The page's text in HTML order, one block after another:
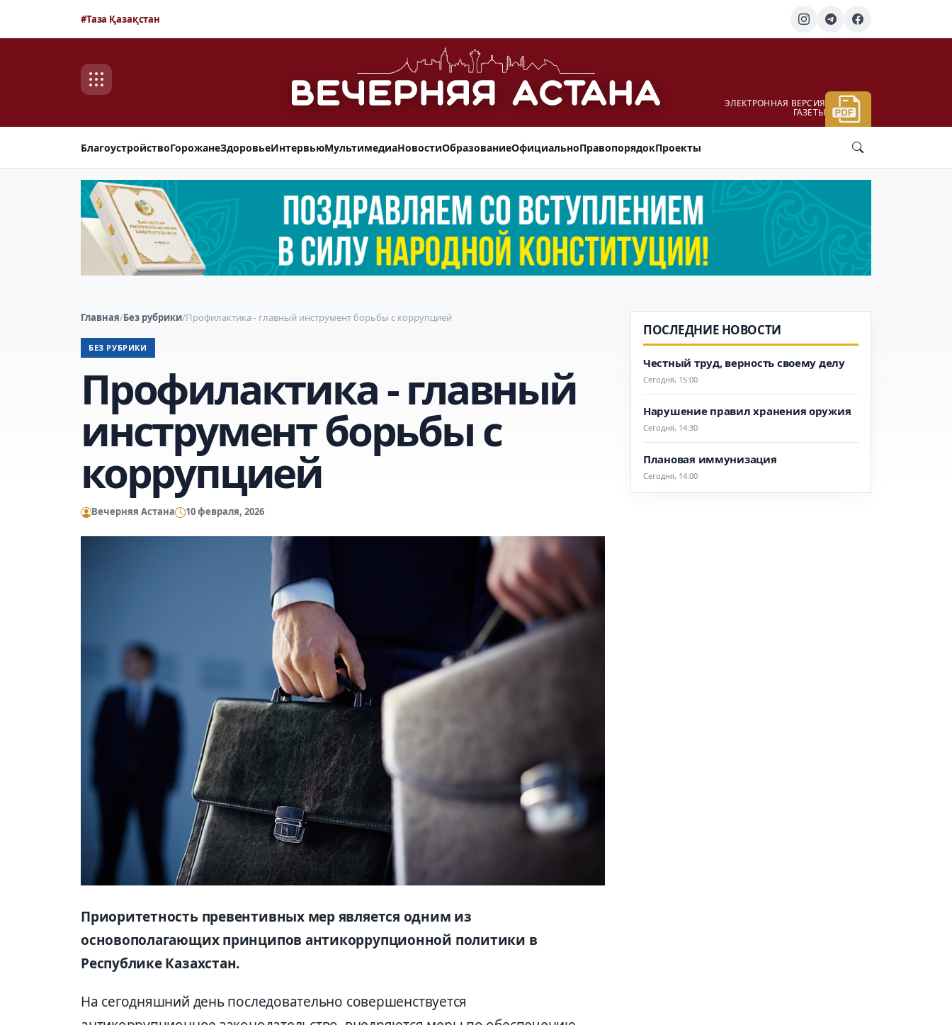
#Таза Қазақстан
ЭЛЕКТРОННАЯ ВЕРСИЯ
ГАЗЕТЫ
БлагоустройствоГорожанеЗдоровьеИнтервьюМультимедиаНовостиОбразованиеОфициальноПравопорядокПроекты
Главная/Без рубрики/Профилактика - главный инструмент борьбы с коррупцией
БЕЗ РУБРИКИ
Профилактика - главный
инструмент борьбы с
коррупцией
Вечерняя Астана 10 февраля, 2026
Приоритетность превентивных мер является одним из
основополагающих принципов антикоррупционной политики в
Республике Казахстан.
На сегодняшний день последовательно совершенствуется
ПОСЛЕДНИЕ НОВОСТИ
Честный труд, верность своему делу
Сегодня, 15:00
Нарушение правил хранения оружия
Сегодня, 14:30
Плановая иммунизация
Сегодня, 14:00